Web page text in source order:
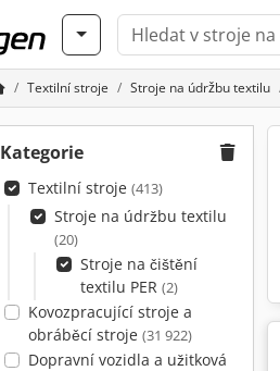
Textilní stroje Stroje na údržbu textilu
Kategorie
Textilní stroje (413)
Stroje na údržbu textilu
(20)
Stroje na čištění
textilu PER (2)
Kovozpracující stroje a
obráběcí stroje (31 922)
Dopravní vozidla a užitková